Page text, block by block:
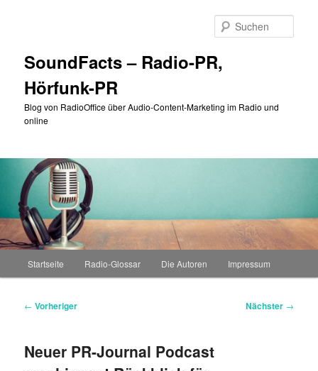
SoundFacts – Radio-PR,
Hörfunk-PR
Blog von RadioOffice über Audio-Content-Marketing im Radio und
online
Startseite Radio-Glossar Die Autoren Impressum
Beitragsnavigation
← Vorheriger Nächster →
Neuer PR-Journal Podcast